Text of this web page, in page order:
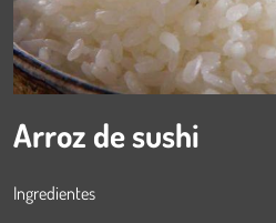
Arroz de sushi
Ingredientes